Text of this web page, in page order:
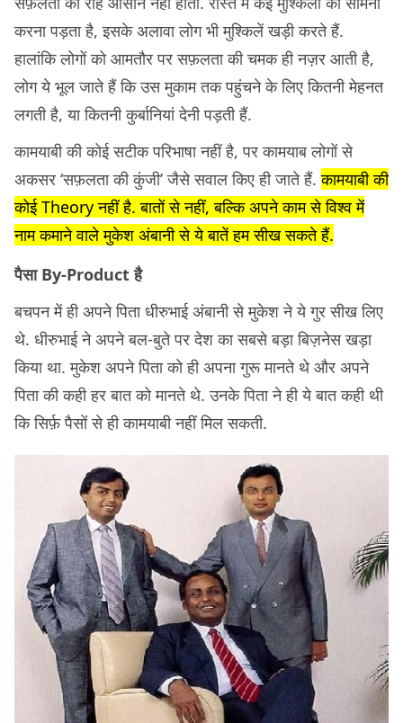
करना पड़ता है, इसके अलावा लोग भी मुश्किलें खड़ी करते हैं.
हालांकि लोगों को आमतौर पर सफ़लता की चमक ही नज़र आती है,
लोग ये भूल जाते हैं कि उस मुकाम तक पहुंचने के लिए कितनी मेहनत
लगती है, या कितनी कुर्बानियां देनी पड़ती हैं.
कामयाबी की कोई सटीक परिभाषा नहीं है, पर कामयाब लोगों से
अकसर ‘सफ़लता की कुंजी’ जैसे सवाल किए ही जाते हैं.कामयाबी की
कोई Theory नहीं है. बातों से नहीं, बल्कि अपने काम से विश्व में
नाम कमाने वाले मुकेश अंबानी से ये बातें हम सीख सकते हैं.
पैसा By-Product है
बचपन में ही अपने पिता धीरुभाई अंबानी से मुकेश ने ये गुर सीख लिए
थे. धीरुभाई ने अपने बल-बुते पर देश का सबसे बड़ा बिज़नेस खड़ा
किया था. मुकेश अपने पिता को ही अपना गुरू मानते थे और अपने
पिता की कही हर बात को मानते थे. उनके पिता ने ही ये बात कही थी
कि सिर्फ़ पैसों से ही कामयाबी नहीं मिल सकती.